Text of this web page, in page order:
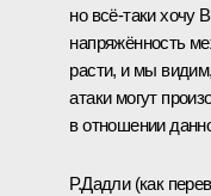
но всё‑таки хочу
напряжённость
расти, и мы
атаки могут
в отношении
Р.Дадли (как